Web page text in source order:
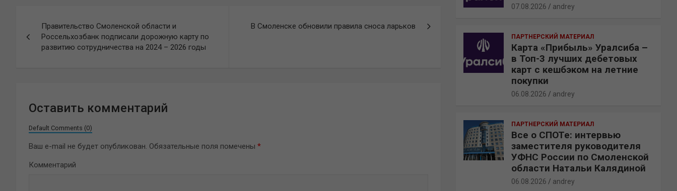
по
записям
Правительство Смоленской области и
Россельхозбанк подписали дорожную карту по
развитию сотрудничества на 2024 – 2026 годы
В Смоленске обновили правила сноса ларьков
Оставить комментарий
Default Comments (0)
Ваш e-mail не будет опубликован. Обязательные поля помечены *
Комментарий
07.08.2026 andrey
ПАРТНЕРСКИЙ МАТЕРИАЛ
Карта «Прибыль» Уралсиба –
в Топ-3 лучших дебетовых
карт с кешбэком на летние
покупки
06.08.2026 andrey
ПАРТНЕРСКИЙ МАТЕРИАЛ
Все о СПОТе: интервью
заместителя руководителя
УФНС России по Смоленской
области Натальи Калядиной
06.08.2026 andrey